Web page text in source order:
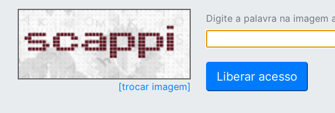
[trocar imagem]
Digite a palavra na imagem